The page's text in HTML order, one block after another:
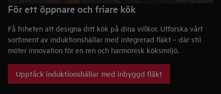
För ett öppnare och friare kök
Få friheten att designa ditt kök på dina villkor. Utforska vårt
sortiment av induktionshällar med integrerad fläkt – där stil
möter innovation för en ren och harmonisk köksmiljö.
Upptäck induktionshällar med inbyggd fläkt